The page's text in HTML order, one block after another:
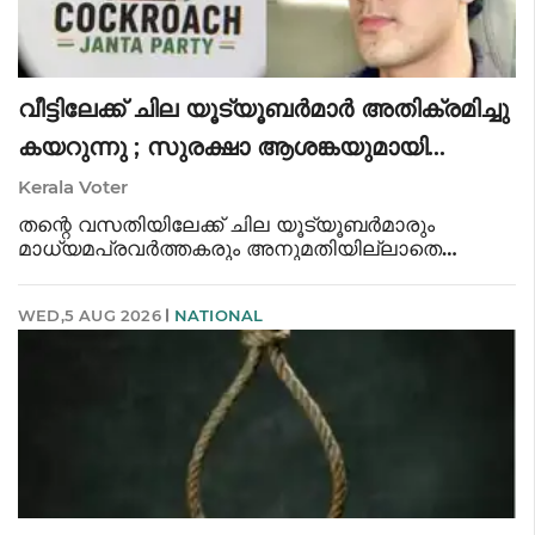
വീട്ടിലേക്ക് ചില യൂട്യൂബർമാർ അതിക്രമിച്ചു
കയറുന്നു ; സുരക്ഷാ ആശങ്കയുമായി
സിജെപി വക്താവ്
Kerala Voter
തന്റെ വസതിയിലേക്ക് ചില യൂട്യൂബർമാരും
മാധ്യമപ്രവർത്തകരും അനുമതിയില്ലാതെ
സുരക്ഷയിൽ ആശങ്കയെന്നും സൗരവ് ദാസ് എക്സ്
WED,5 AUG 2026 NATIONAL